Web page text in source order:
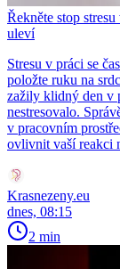
Řekněte stop
uleví
Stresu v práci se
položte ruku na
zažily klidný den v
nestresovalo.
v pracovním
ovlivnit vaší reakci
Krasnezeny.eu
dnes, 08:15
2 min